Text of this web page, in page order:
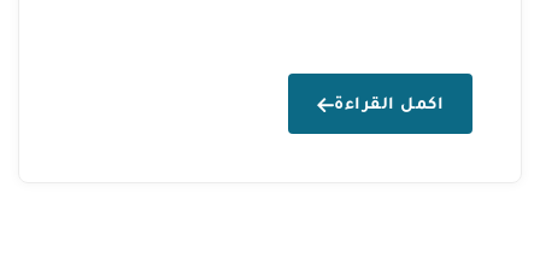
اكمل القراءة